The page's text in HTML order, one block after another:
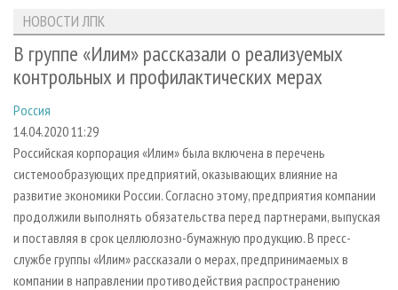
ЛЕСОЗАГОТОВКА
ЛЕСОПИЛЕНИЕ
СУШКА ДРЕВЕСИНЫ
ПРОИЗВОДСТВО ДРЕВЕСНЫХ ПЛИТ
ДЕРЕВЯННОЕ ДОМОСТРОЕНИЕ
ПРОИЗВОДСТВО МЕБЕЛИ
БИОЭНЕРГЕТИКА
ЦБП
НОВОСТИ ЛПК
НОВОСТИ ЖУРНАЛА
ПРОЕКТЫ ЛПИ
АНАЛИТИКА
ПРЕДПРИЯТИЯ ЛПК
ПЕРСОНЫ
МОБИЛЬНЫЕ ВЫСТАВКИ
ОФИЦИАЛЬНЫЕ ДЕЛЕГАЦИИ
ПРИОРИТЕТНЫЕ ИНВЕСТПРОЕКТЫ
RUSSIAN FORESTRY REVIEW
ГАЗЕТА ЛЕСПРОМФОРУМ
АРХИВ ЖУРНАЛОВ
О ЖУРНАЛЕ
КОНТАКТЫ
РЕКЛАМОДАТЕЛЯМ
РЕКЛАМА
РЕКЛАМА НА САЙТЕ
НОВОСТИ ЛПК
В группе «Илим» рассказали о реализуемых
контрольных и профилактических мерах
Россия
14.04.2020 11:29
Российская корпорация «Илим» была включена в перечень
системообразующих предприятий, оказывающих влияние на
развитие экономики России. Согласно этому, предприятия компании
продолжили выполнять обязательства перед партнерами, выпуская
и поставляя в срок целлюлозно-бумажную продукцию. В пресс-
службе группы «Илим» рассказали о мерах, предпринимаемых в
компании в направлении противодействия распространению